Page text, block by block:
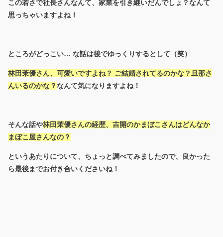
この若さで社長さんなんて、家業を引き継いだんでしょ？なんて
思っちゃいますよね！
ところがどっこい… な話は後でゆっくりするとして（笑）
林田茉優さん、可愛いですよね？ ご結婚されてるのかな？旦那さ
んいるのかな？なんて気になりますよね！
そんな話や林田茉優さんの経歴、吉開のかまぼこさんはどんなか
まぼこ屋さんなの？
というあたりについて、ちょっと調べてみましたので、良かった
ら最後までお付き合いくださいね！